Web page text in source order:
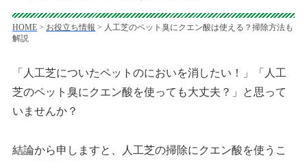
HOME > お役立ち情報 > 人工芝のペット臭にクエン酸は使える？掃除方法も
解説
「人工芝についたペットのにおいを消したい！」「人工
芝のペット臭にクエン酸を使っても大丈夫？」と思って
いませんか？
結論から申しますと、人工芝の掃除にクエン酸を使うこ